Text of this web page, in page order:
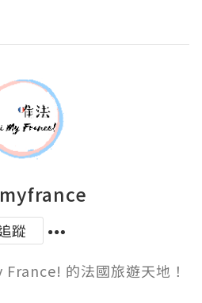
蹤
的法國旅遊天地！